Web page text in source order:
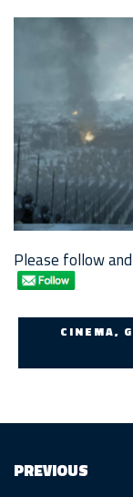
Please follow
CINEMA,
PREVIOUS